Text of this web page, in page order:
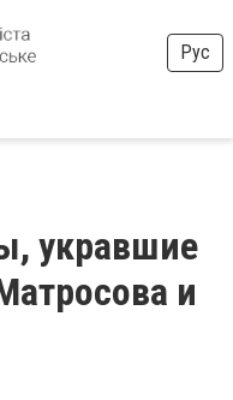
Рус
укравшие
и